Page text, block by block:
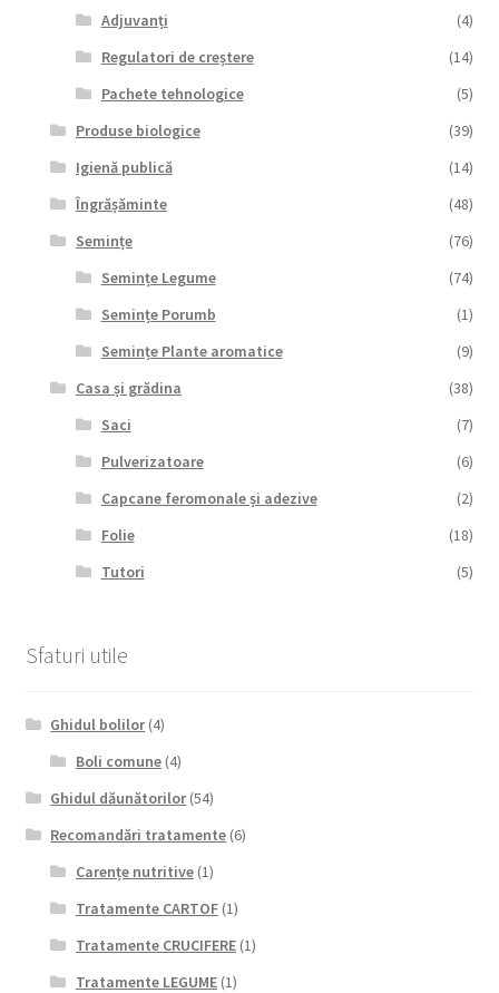
Adjuvanți
(4)
Regulatori de creștere
(14)
Pachete tehnologice
(5)
Produse biologice
(39)
Igienă publică
(14)
Îngrășăminte
(48)
Semințe
(76)
Semințe Legume
(74)
Semințe Porumb
(1)
Semințe Plante aromatice
(9)
Casa și grădina
(38)
Saci
(7)
Pulverizatoare
(6)
Capcane feromonale și adezive
(2)
Folie
(18)
Tutori
(5)
Sfaturi utile
Ghidul bolilor(4)
Boli comune(4)
Ghidul dăunătorilor(54)
Recomandări tratamente (6)
Carențe nutritive(1)
Tratamente CARTOF(1)
Tratamente CRUCIFERE(1)
Tratamente LEGUME(1)